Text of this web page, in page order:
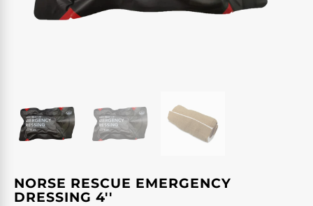
NORSE RESCUE EMERGENCY
DRESSING 4''